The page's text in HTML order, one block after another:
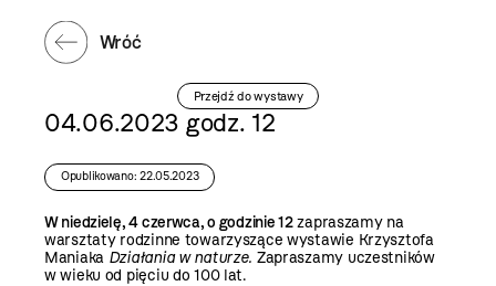
Wróć
Przejdź do wystawy
04.06.2023 godz. 12
Opublikowano: 22.05.2023
W niedzielę, 4 czerwca, o godzinie 12zapraszamy na
warsztaty rodzinne towarzyszące wystawie Krzysztofa
Maniaka Działania w naturze. Zapraszamy uczestników
w wieku od pięciu do 100 lat.